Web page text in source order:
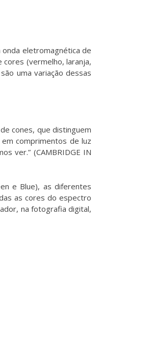
eletromagnética de
(vermelho, laranja,
uma variação dessas
cones, que distinguem
comprimentos de luz
ver.” (CAMBRIDGE IN
e Blue), as diferentes
as cores do espectro
na fotografia digital,